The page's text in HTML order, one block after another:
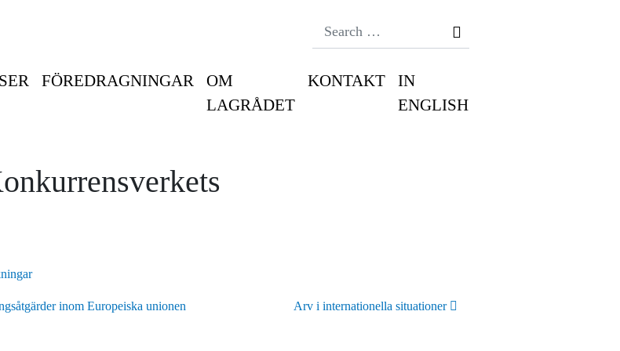
FÖREDRAGNINGAR
OM
LAGRÅDET
KONTAKT
IN
ENGLISH
inom Europeiska unionen Arv i internationella situationer